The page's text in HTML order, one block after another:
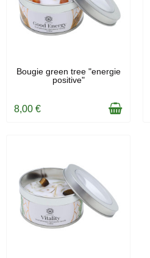
EN STOCK
Bougie green tree "energie
positive"
8,00 €